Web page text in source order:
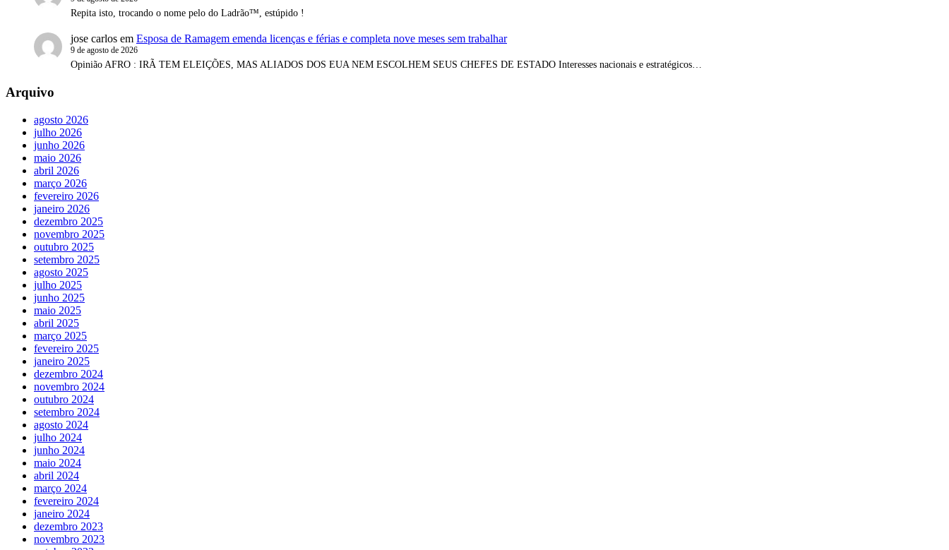
Repita isto, trocando o nome pelo do Ladrão™, estúpido !
jose carlos em Esposa de Ramagem emenda licenças e férias e completa nove meses sem trabalhar
9 de agosto de 2026
Opinião AFRO : IRÃ TEM ELEIÇÕES, MAS ALIADOS DOS EUA NEM ESCOLHEM SEUS CHEFES DE ESTADO Interesses nacionais e estratégicos…
Arquivo
agosto 2026
julho 2026
junho 2026
maio 2026
abril 2026
março 2026
fevereiro 2026
janeiro 2026
dezembro 2025
novembro 2025
outubro 2025
setembro 2025
agosto 2025
julho 2025
junho 2025
maio 2025
abril 2025
março 2025
fevereiro 2025
janeiro 2025
dezembro 2024
novembro 2024
outubro 2024
setembro 2024
agosto 2024
julho 2024
junho 2024
maio 2024
abril 2024
março 2024
fevereiro 2024
janeiro 2024
dezembro 2023
novembro 2023